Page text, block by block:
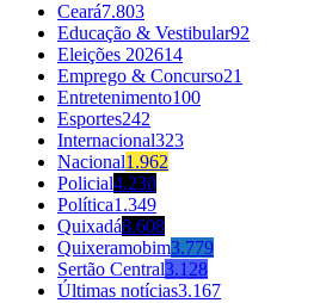
Ceará7.803
Educação & Vestibular92
Eleições 202614
Emprego & Concurso21
Entretenimento100
Esportes242
Internacional323
Nacional1.962
Policial4.230
Política1.349
Quixadá8.608
Quixeramobim3.779
Sertão Central3.128
Últimas notícias3.167